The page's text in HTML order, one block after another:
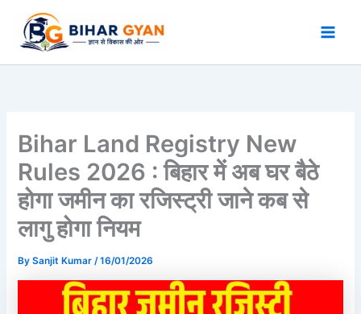
content
Bihar Land Registry New
Rules 2026 : बिहार में अब घर बैठे
होगा जमीन का रजिस्ट्री जाने कब से
लागु होगा नियम
BySanjit Kumar/16/01/2026